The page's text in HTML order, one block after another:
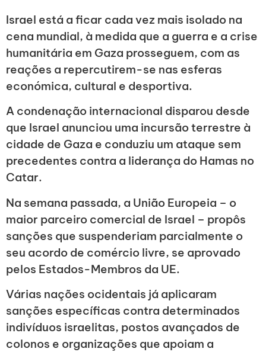
Israel está a ficar cada vez mais isolado na
cena mundial, à medida que a guerra e a crise
humanitária em Gaza prosseguem, com as
reações a repercutirem-se nas esferas
económica, cultural e desportiva.
A condenação internacional disparou desde
que Israel anunciou uma incursão terrestre à
cidade de Gaza e conduziu um ataque sem
precedentes contra a liderança do Hamas no
Catar.
Na semana passada, a União Europeia – o
maior parceiro comercial de Israel – propôs
sanções que suspenderiam parcialmente o
seu acordo de comércio livre, se aprovado
pelos Estados-Membros da UE.
Várias nações ocidentais já aplicaram
sanções específicas contra determinados
indivíduos israelitas, postos avançados de
colonos e organizações que apoiam a